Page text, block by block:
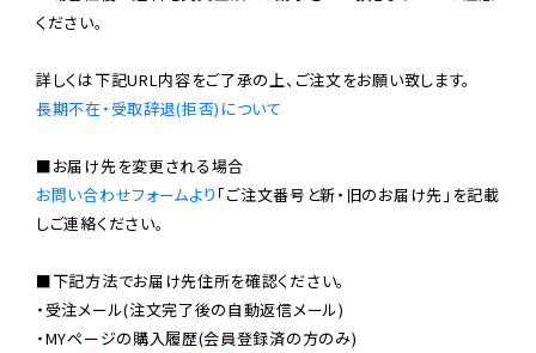
ください。
長期不在・受取辞退(拒否)について
お問い合わせフォームより 「ご注文番号と新・旧のお届け先」を記載
しご連絡ください。
■下記方法でお届け先住所を確認ください。
・受注メール(注文完了後の自動返信メール)
・MYページの購入履歴(会員登録済の方のみ)